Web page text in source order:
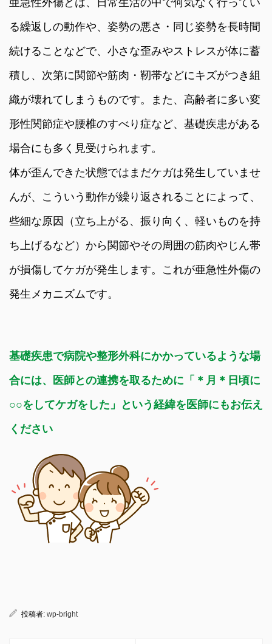
亜急性外傷とは、日常生活の中で何気なく行ってい
る繰返しの動作や、姿勢の悪さ・同じ姿勢を長時間
続けることなどで、小さな歪みやストレスが体に蓄
積し、次第に関節や筋肉・靭帯などにキズがつき組
織が壊れてしまうものです。また、高齢者に多い変
形性関節症や腰椎のすべり症など、基礎疾患がある
場合にも多く見受けられます。
体が歪んできた状態ではまだケガは発生していませ
んが、こういう動作が繰り返されることによって、
些細な原因（立ち上がる、振り向く、軽いものを持
ち上げるなど）から関節やその周囲の筋肉やじん帯
が損傷してケガが発生します。これが亜急性外傷の
発生メカニズムです。
基礎疾患で病院や整形外科にかかっているような場
合には、医師との連携を取るために「＊月＊日頃に
○○をしてケガをした」という経緯を医師にもお伝え
ください
投稿者: wp-bright